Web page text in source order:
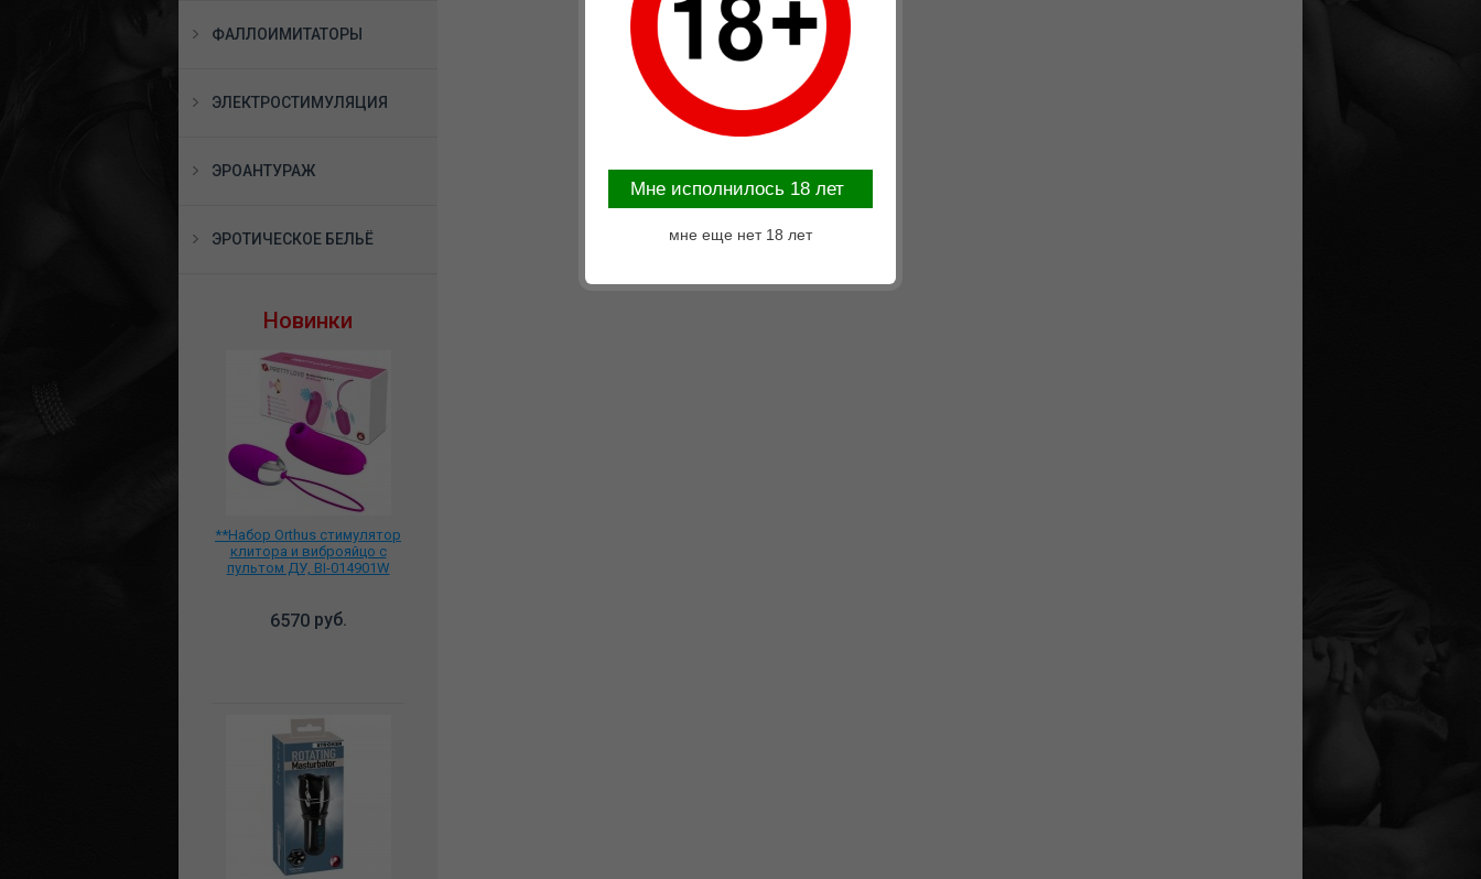
ФАЛЛОИМИТАТОРЫ
ЭЛЕКТРОСТИМУЛЯЦИЯ
ЭРОАНТУРАЖ
ЭРОТИЧЕСКОЕ БЕЛЬЁ
Новинки
**Набор Orthus стимулятор
клитора и виброяйцо с
пультом ДУ, BI-014901W
6570руб.
Mне исполнилось 18 лет
мне еще нет 18 лет